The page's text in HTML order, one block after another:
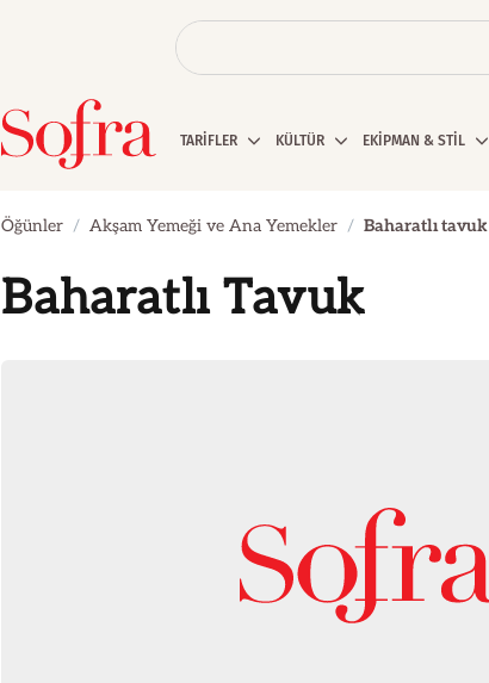
TARİFLER KÜLTÜR EKİPMAN & STİL
Öğünler Akşam Yemeği ve Ana Yemekler Baharatlı tavuk
Baharatlı Tavuk